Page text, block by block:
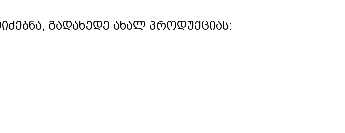
გადახედე ახალ პროდუქციას: